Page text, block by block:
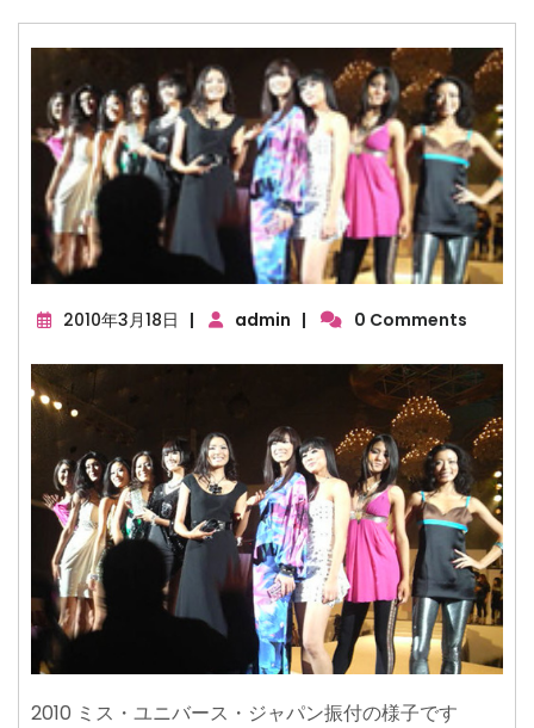
2010年3月18日 2010
3
日
| admin | 0 Comments
2010 ミス・ユニバース・ジャパン振付の様子です